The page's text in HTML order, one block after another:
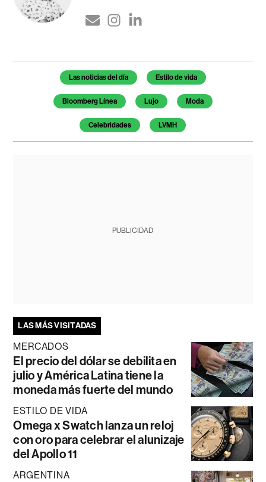
Temas de este artículo
Las noticias del día Estilo de vida
Bloomberg Línea Lujo Moda
Celebridades LVMH
PUBLICIDAD
LAS MÁS VISITADAS
MERCADOS
El precio del dólar se debilita en
julio y América Latina tiene la
moneda más fuerte del mundo
ESTILO DE VIDA
Omega x Swatch lanza un reloj
con oro para celebrar el alunizaje
del Apollo 11
ARGENTINA